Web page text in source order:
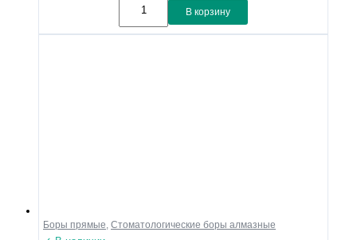
В корзину
Боры прямые, Стоматологические боры алмазные